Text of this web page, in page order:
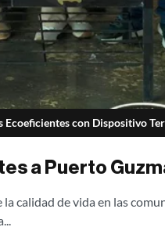
Ecoeficientes con Dispositivo
a Puerto
calidad de vida en las